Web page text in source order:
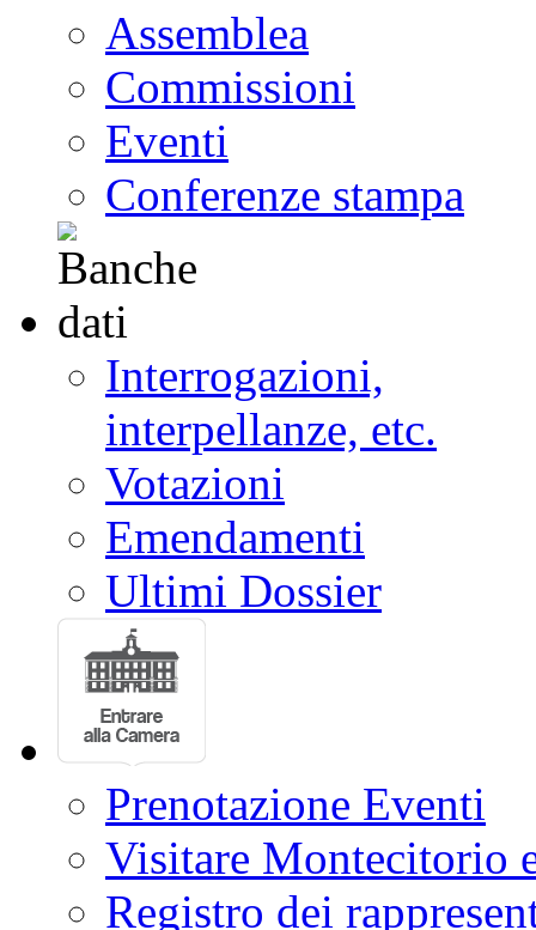
Assemblea
Commissioni
Eventi
Conferenze stampa
Interrogazioni,
interpellanze, etc.
Votazioni
Emendamenti
Ultimi Dossier
Prenotazione Eventi
Visitare Montecitorio
Registro dei